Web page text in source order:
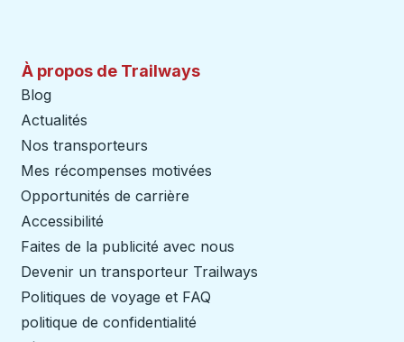
À propos de Trailways
Blog
Actualités
Nos transporteurs
Mes récompenses motivées
Opportunités de carrière
Accessibilité
Faites de la publicité avec nous
Devenir un transporteur Trailways
Politiques de voyage et FAQ
politique de confidentialité